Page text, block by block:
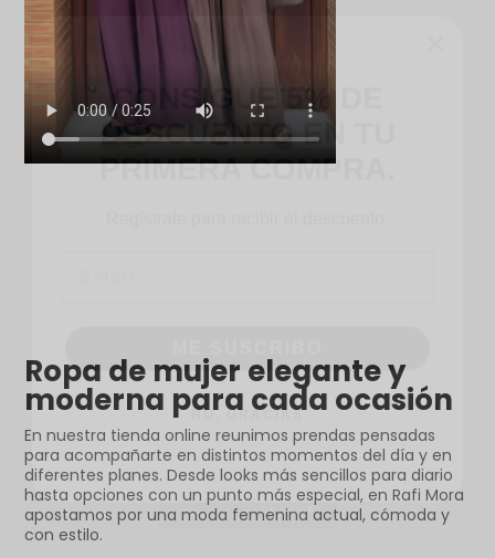
Ropa de mujer elegante y
moderna para cada ocasión
En nuestra tienda online reunimos prendas pensadas
para acompañarte en distintos momentos del día y en
diferentes planes. Desde looks más sencillos para diario
hasta opciones con un punto más especial, en Rafi Mora
apostamos por una moda femenina actual, cómoda y
con estilo.
CONSIGUE 5% DE
DESCUENTO EN TU
PRIMERA COMPRA.
NO, GRACIAS